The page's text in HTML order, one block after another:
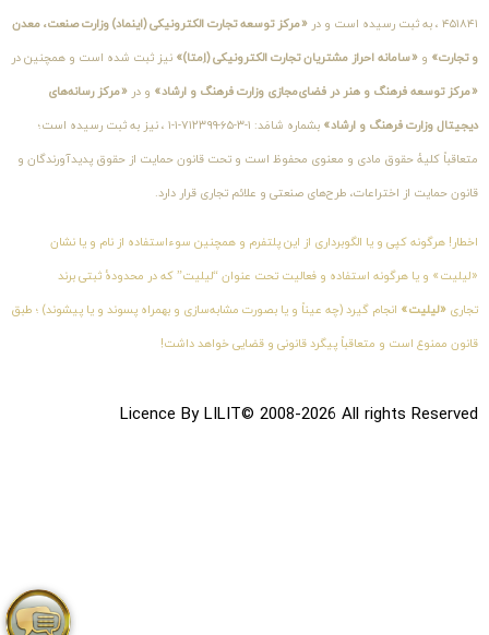
۴۵۱۸۴۱ ، به ثبت رسیده است و در «مرکز توسعه تجارت الکترونیکی (اینماد) وزارت صنعت، معدن
و تجارت»و«سامانه احراز مشتریان تجارت الکترونیکی (اِمتا)»نیز ثبت شده است و همچنین در
«مرکز توسعه فرهنگ و هنر در فضای‌مجازی وزارت فرهنگ و ارشاد»و در «مرکز رسانه‌های
دیجیتال وزارت فرهنگ و ارشاد» بشماره شامَد: ۱-۳-۶۵-۷۱۲۳۹۹-۱-۱ ، نیز به ثبت رسیده است؛
متعاقباً کلیهٔ حقوق مادی و معنوی محفوظ است و تحت قانون حمایت از حقوق پدیدآورندگان و
قانون حمایت از اختراعات، طرح‌های صنعتی و علائم تجاری قرار دارد.
اخطار! هرگونه کپی و یا الگوبرداری از این پلتفرم و همچنین سوءاستفاده از نام و یا نشان
«لیلیت» و یا هرگونه استفاده و فعالیت تحت عنوان “لیلیت” که در محدودهٔ ثبتی برند
تجاری«لیلیت»انجام گیرد (چه عیناً و یا بصورت مشابه‌سازی و بهمراه پسوند و یا پیشوند) ؛ طبق
قانون ممنوع است و متعاقباً پیگرد قانونی و قضایی خواهد داشت!
Licence By LILIT© 2008-2026 All rights Reserved